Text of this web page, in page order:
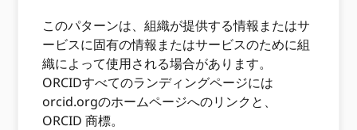
このパターンは、組織が提供する情報またはサ
ービスに固有の情報またはサービスのために組
織によって使用される場合があります。
ORCIDすべてのランディングページには
orcid.orgのホームページへのリンクと、
ORCID 商標。